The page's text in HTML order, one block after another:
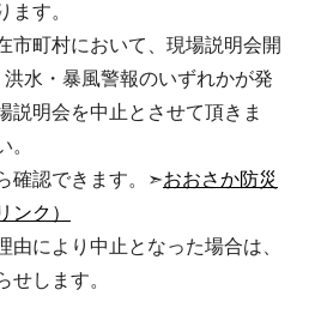
す。
市町村において、現場説明会開
水・暴風警報のいずれかが発
説明会を中止とさせて頂きま
。
確認できます。➣おおさか防災
ンク）
由により中止となった場合は、
せします。